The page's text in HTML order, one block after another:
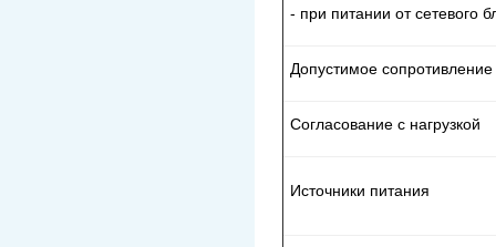
- при питании от сетевого
Допустимое сопротивление
Согласование с нагрузкой
Источники питания